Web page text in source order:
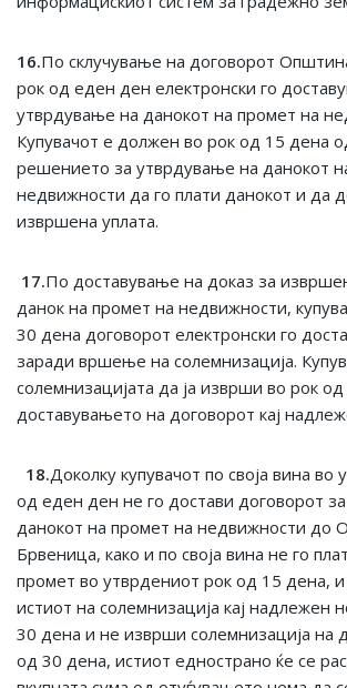
16.По склучување на договорот
рок од еден ден електронски го
утврдување на данокот на промет на
Купувачот е должен во рок од 15 дена
решението за утврдување на данокот
недвижности да го плати данокот и да
извршена уплата.
17.По доставување на доказ за
данок на промет на недвижности,
30 дена договорот електронски го
заради вршење на солемнизација.
солемнизацијата да ја изврши во рок
доставувањето на договорот кај
18.Доколку купувачот по своја вина во
од еден ден не го достави договорот
данокот на промет на недвижности до
Брвеница, како и по своја вина не го
промет во утврдениот рок од 15 дена, и
истиот на солемнизација кај надлежен
30 дена и не изврши солемнизација на
од 30 дена, истиот еднострано ќе се